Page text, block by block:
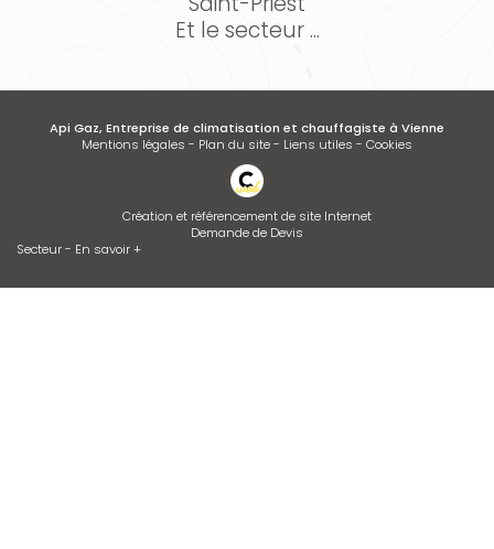
Et le secteur ...
Api Gaz, Entreprise de climatisation et chauffagiste à Vienne
Mentions légales - Plan du site- Liens utiles - Cookies
Création et référencement de site Internet
Demande de Devis
Secteur- En savoir +